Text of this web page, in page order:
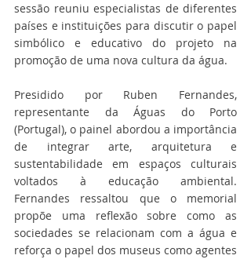
sessão reuniu especialistas de diferentes
países e instituições para discutir o papel
simbólico e educativo do projeto na
promoção de uma nova cultura da água.
Presidido por Ruben Fernandes,
representante da Águas do Porto
(Portugal), o painel abordou a importância
de integrar arte, arquitetura e
sustentabilidade em espaços culturais
voltados à educação ambiental.
Fernandes ressaltou que o memorial
propõe uma reflexão sobre como as
sociedades se relacionam com a água e
reforça o papel dos museus como agentes